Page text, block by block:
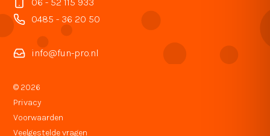
0485 - 36 20 50
info@fun-pro.nl
© 2026
Privacy
Voorwaarden
Veelgestelde vragen